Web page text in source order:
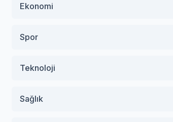
Ekonomi
Spor
Teknoloji
Sağlık